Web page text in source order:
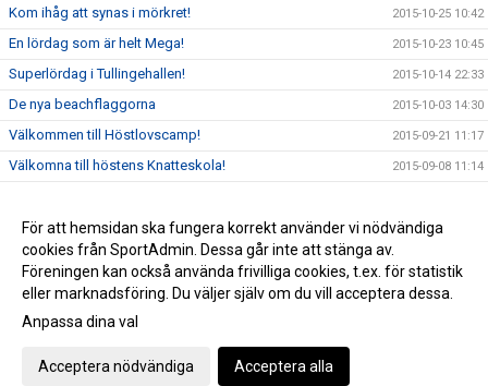
Kom ihåg att synas i mörkret! 2015-10-25 10:42
En lördag som är helt Mega! 2015-10-23 10:45
Superlördag i Tullingehallen! 2015-10-14 22:33
De nya beachflaggorna 2015-10-03 14:30
Välkommen till Höstlovscamp! 2015-09-21 11:17
Välkomna till höstens Knatteskola! 2015-09-08 11:14
FBI Tullinge är en utmärkt förening! 2015-09-03 17:10
FBI Tullinge lanserar en ny hemsida! 2015-08-19 16:34
Gå till Webbversion
För att hemsidan ska fungera korrekt använder vi nödvändiga
cookies från SportAdmin. Dessa går inte att stänga av.
Föreningen kan också använda frivilliga cookies, t.ex. för statistik
eller marknadsföring. Du väljer själv om du vill acceptera dessa.
Anpassa dina val
Acceptera nödvändiga Acceptera alla